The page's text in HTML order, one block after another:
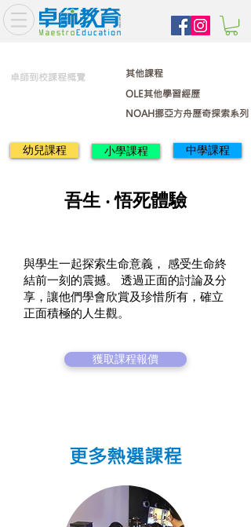
卓師到校課程概覽
OLE其他學習經歷
NOAH挪亞方舟歷奇探索系列
其他課程
幼兒課程 小學課程 中學課程
與學生一起探索生命意義， 感受生命終
結前一刻的震撼。 透過正面的討論及分
享，讓他們學會欣賞及珍惜所有，確立
正面積極的人生觀。
獲取課程報價
吾生 ‧ 悟死體驗
更多熱選課程